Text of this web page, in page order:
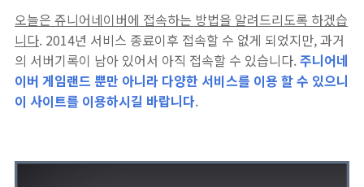
오늘은 쥬니어네이버에 접속하는 방법을 알려드리도록 하겠습
니다. 2014년 서비스 종료이후 접속할 수 없게 되었지만, 과거
의 서버기록이 남아 있어서 아직 접속할 수 있습니다.주니어네
이버 게임랜드 뿐만 아니라 다양한 서비스를 이용 할 수 있으니
이 사이트를 이용하시길 바랍니다.